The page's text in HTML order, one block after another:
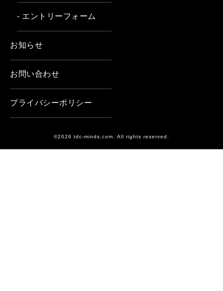
- エントリーフォーム
お知らせ
お問い合わせ
プライバシーポリシー
©2026 tdc-minds.com. All rights reserved.